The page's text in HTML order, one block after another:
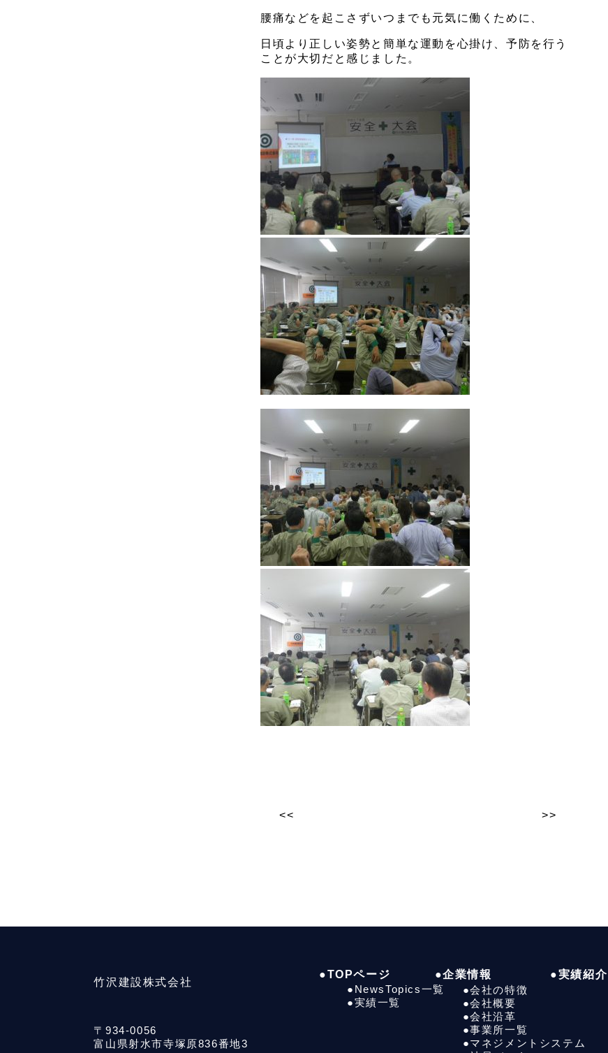
腰痛などを起こさずいつまでも元気に働くために、
日頃より正しい姿勢と簡単な運動を心掛け、予防を行う
ことが大切だと感じました。
<< >>
竹沢建設株式会社
〒934-0056
富山県射水市寺塚原836番地3
●TOPページ
●NewsTopics一覧
●実績一覧
●企業情報
●会社の特徴
●会社概要
●会社沿革
●事業所一覧
●マネジメントシステム
●実績紹介